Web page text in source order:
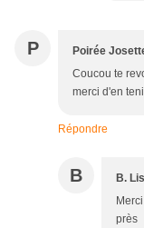
P Poirée
Coucou te
merci d'en
Répondre
B B.
près